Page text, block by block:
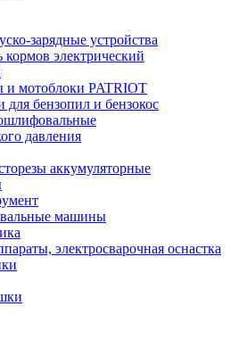
зарядные устройства
кормов электрический
и мотоблоки PATRIOT
для бензопил и бензокос
давления
аккумуляторные
машины
электросварочная оснастка